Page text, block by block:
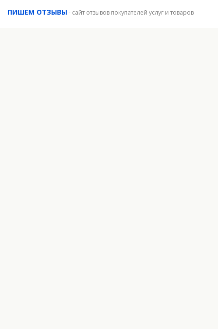
ПИШЕМ ОТЗЫВЫ- сайт отзывов покупателей услуг и товаров